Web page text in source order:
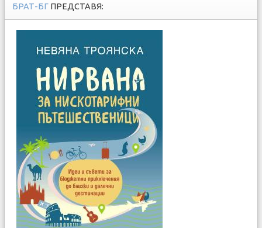
БРАТ-БГ ПРЕДСТАВЯ: